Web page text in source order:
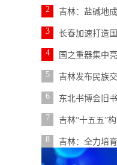
2 吉林：盐碱地
3 长春加速打造
4 国之重器集中
5 吉林发布民族
6 东北书博会旧
7 吉林“十五五”
8 吉林：全力培